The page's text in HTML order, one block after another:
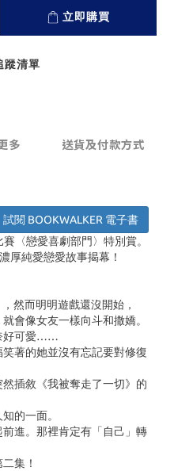
立即購買
蹤清單
多 送貨及付款方式
試閱 BOOKWALKER 電子書
〈戀愛喜劇部門〉特別賞。
厚純愛戀愛故事揭幕！
，然而明明遊戲還沒開始，
會像女友一樣向斗和撒嬌。
好可愛……
著的她並沒有忘記要對修復
插敘《我被奪走了一切》的
的一面。
進。那裡肯定有「自己」轉
集！